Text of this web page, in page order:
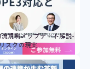
規制アップデート解説-
スクの現実